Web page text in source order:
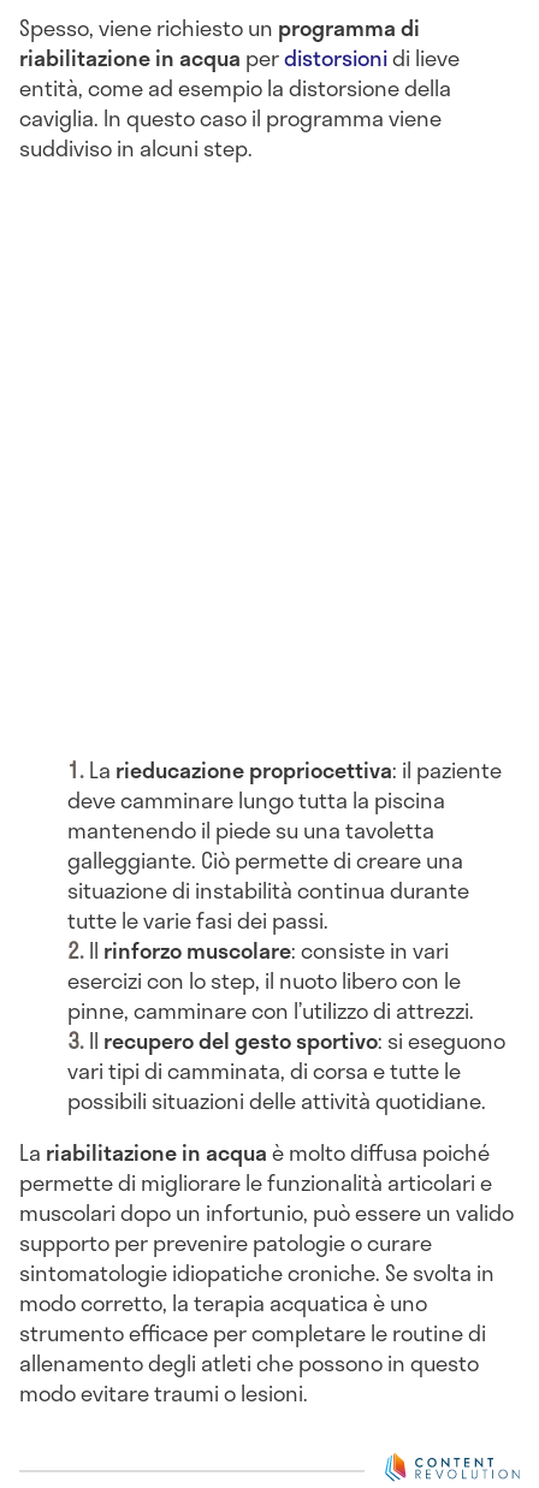
Spesso, viene richiesto un programma di
riabilitazione in acqua perdistorsionidi lieve
entità, come ad esempio la distorsione della
caviglia. In questo caso il programma viene
suddiviso in alcuni step.
La rieducazione propriocettiva: il paziente
deve camminare lungo tutta la piscina
mantenendo il piede su una tavoletta
galleggiante. Ciò permette di creare una
situazione di instabilità continua durante
tutte le varie fasi dei passi.
Il rinforzo muscolare: consiste in vari
esercizi con lo step, il nuoto libero con le
pinne, camminare con l’utilizzo di attrezzi.
Il recupero del gesto sportivo: si eseguono
vari tipi di camminata, di corsa e tutte le
possibili situazioni delle attività quotidiane.
La riabilitazione in acquaè molto diffusa poiché
permette di migliorare le funzionalità articolari e
muscolari dopo un infortunio, può essere un valido
supporto per prevenire patologie o curare
sintomatologie idiopatiche croniche. Se svolta in
modo corretto, la terapia acquatica è uno
strumento efficace per completare le routine di
allenamento degli atleti che possono in questo
modo evitare traumi o lesioni.